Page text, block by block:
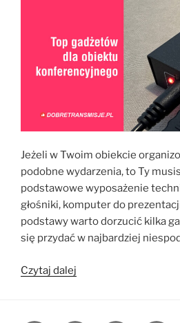
Jeżeli w Twoim obiekcie
podobne wydarzenia, to Ty
podstawowe wyposażenie
głośniki, komputer do
podstawy warto dorzucić kilka
się przydać w najbardziej
Czytaj dalej
obiektu